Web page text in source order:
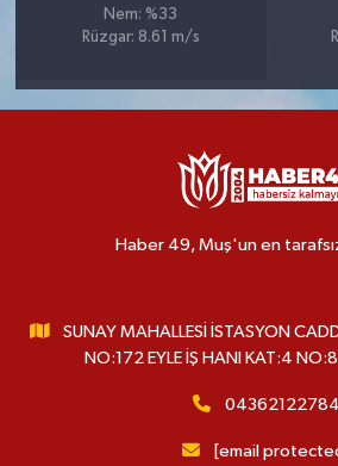
Nem: %33
Rüzgar: 8.61 m/s
Haber 49, Muş'un en
SUNAY MAHALLESİ İSTASYON
NO:172 EYLE İŞ HANI KAT:4
04362122784
[email